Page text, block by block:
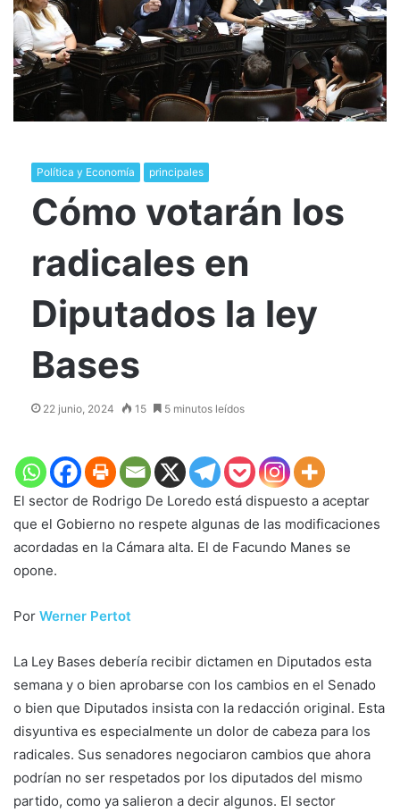
Política y Economía principales
Cómo votarán los
radicales en
Diputados la ley
Bases
22 junio, 2024 15 5 minutos leídos
El sector de Rodrigo De Loredo está dispuesto a aceptar
que el Gobierno no respete algunas de las modificaciones
acordadas en la Cámara alta. El de Facundo Manes se
opone.
Por Werner Pertot
La Ley Bases debería recibir dictamen en Diputados esta
semana y o bien aprobarse con los cambios en el Senado
o bien que Diputados insista con la redacción original. Esta
disyuntiva es especialmente un dolor de cabeza para los
radicales. Sus senadores negociaron cambios que ahora
podrían no ser respetados por los diputados del mismo
partido, como ya salieron a decir algunos. El sector